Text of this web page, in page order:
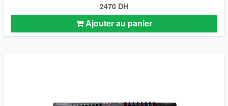
2470 DH
Ajouter au panier